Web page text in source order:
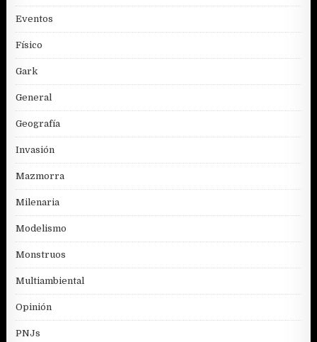
Eventos
Físico
Gark
General
Geografía
Invasión
Mazmorra
Milenaria
Modelismo
Monstruos
Multiambiental
Opinión
PNJs